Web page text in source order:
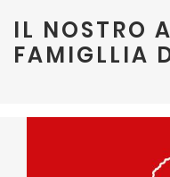
IL NOSTRO
FAMIGLLIA